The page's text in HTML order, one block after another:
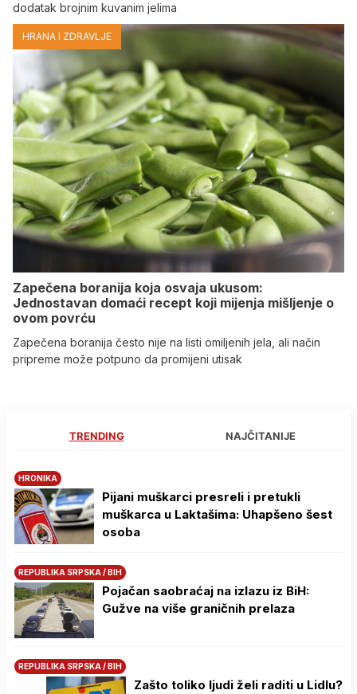
dodatak brojnim kuvanim jelima
HRANA I ZDRAVLJE
Zapečena boranija koja osvaja ukusom:
Jednostavan domaći recept koji mijenja mišljenje o
ovom povrću
Zapečena boranija često nije na listi omiljenih jela, ali način
pripreme može potpuno da promijeni utisak
TRENDING NAJČITANIJE
HRONIKA
Pijani muškarci presreli i pretukli
muškarca u Laktašima: Uhapšeno šest
osoba
REPUBLIKA SRPSKA / BIH
Pojačan saobraćaj na izlazu iz BiH:
Gužve na više graničnih prelaza
REPUBLIKA SRPSKA / BIH
Zašto toliko ljudi želi raditi u Lidlu?